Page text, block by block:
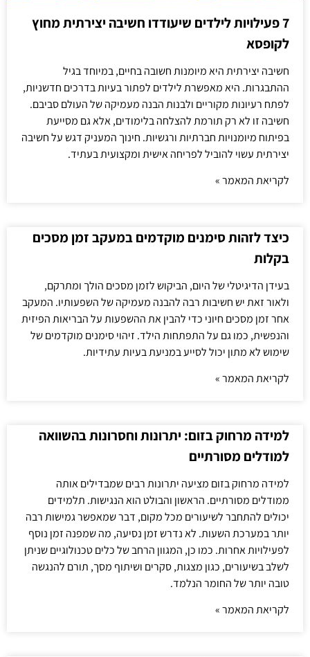
7 פעילויות לילדים שיעודדו חשיבה יצירתית מחוץ
לקופסא
חשיבה יצירתית היא מיומנות חשובה בחיים, במיוחד בגיל
ההתבגרות. היא מאפשרת לילדים לפתור בעיות בדרכים חדשניות,
לפתח רעיונות מקוריים ולבנות הבנה מעמיקה של העולם סביבם.
חשיבה זו לא רק תורמת להצלחה בלימודים, אלא גם מסייעת
בפיתוח מיומנויות חברתיות ורגשיות. חינוך המעניק דגש על חשיבה
יצירתית עשוי להוביל לפריחה אישית ומקצועית בעתיד.
לקריאת המאמר »
כיצד לזהות סימנים מוקדמים במעקב זמן מסכים
בקלות
בעידן הדיגיטלי של היום, הביקוש לזמן מסכים הולך ומתרקם,
ולאור זאת יש חשיבות רבה להבנה מעמיקה של השפעותיו. המעקב
אחר זמן מסכים חיוני כדי להבין את ההשפעות על הבריאות הפיזית
והנפשית, כמו גם על התפתחות הילד. זיהוי סימנים מוקדמים של
שימוש לא מתון יכול לסייע במניעת בעיות עתידיות.
לקריאת המאמר »
למידה מרחוק בזום: יתרונות וחסרונות בהשוואה
למודלים מסורתיים
למידה מרחוק בזום מציעה יתרונות רבים שמבדילים אותה
ממודלים מסורתיים. הראשון והבולט הוא הנגישות. תלמידים
יכולים להתחבר לשיעורים מכל מקום, דבר שמאפשר גמישות רבה
יותר במערכת השעות. לא נדרש זמן נסיעה, מה שמפנה זמן נוסף
לפעילויות אחרות. כמו כן, המגוון הרחב של כלים טכנולוגיים שניתן
לשלב בשיעורים, כגון מצגות, סקרים ושיתוף מסך, תורם להנגשה
טובה יותר של החומר הנלמד.
לקריאת המאמר »